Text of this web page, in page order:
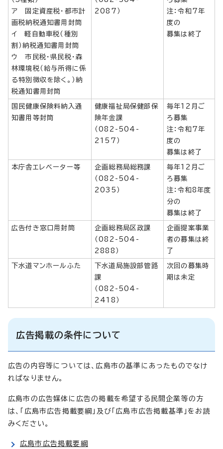
ア 固定資産税・都市計
画税納税通知書用封筒
イ 軽自動車税（種別
割）納税通知書用封筒
ウ 市民税・県民税・森
林環境税（給与所得に係
る特別徴収を除く。）納
税通知書用封筒
2087）
注：令和7年
度の
募集は終了
国民健康保険料納入通
知書用等封筒
健康福祉局保健部保
険年金課
（082-504-
2157）
毎年12月ご
ろ募集
注：令和7年
度の
募集は終了
本庁舎エレベーター等
企画総務局総務課
（082-504-
2035）
毎年12月ご
ろ募集
注：令和8年度
分の
募集は終了
広告付き窓口用封筒
企画総務局区政課
（082-504-
2888）
企画提案事業
者の募集は終
了
下水道マンホールふた
下水道局施設部管路
課
（082-504-
2418）
次回の募集時
期は未定
広告掲載の条件について
広告の内容等については、広島市の基準にあったものでなけ
ればなりません。
広島市の広告媒体に広告の掲載を希望する民間企業等の方
は、「広島市広告掲載要綱」及び「広島市広告掲載基準」をお読
みください。
広島市広告掲載要綱